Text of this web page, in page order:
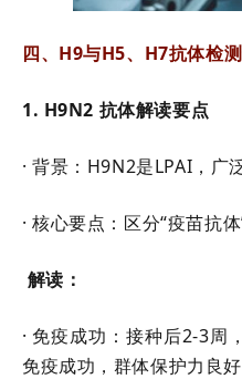
四、H9与H5、H7抗体检
1. H9N2 抗体解读要点
· 背景：H9N2是LPAI，广
· 核心要点：区分“疫苗抗
解读：
· 免疫成功：接种后2-3周
免疫成功，群体保护力良好